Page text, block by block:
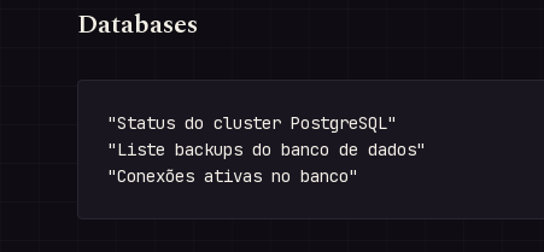
Databases
"Status do cluster PostgreSQL"
"Liste backups do banco de dados"